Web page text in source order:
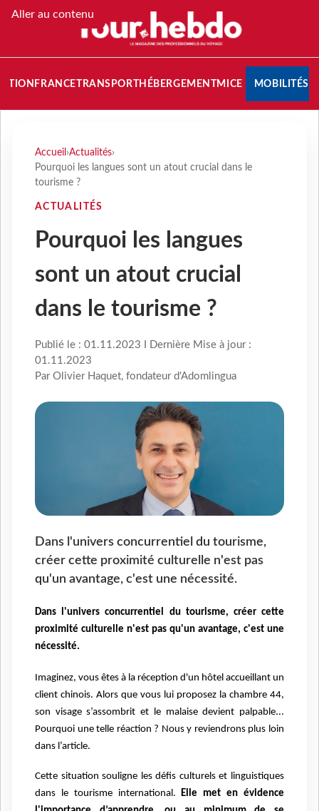
Aller au contenu
FRANCETRANSPORT HÉBERGEMENTMICE MOBILITÉS
Accueil ›Actualités›
Pourquoi les langues sont un atout crucial dans le
tourisme ?
ACTUALITÉS
Pourquoi les langues
sont un atout crucial
dans le tourisme ?
Publié le : 01.11.2023 I Dernière Mise à jour :
01.11.2023
Par Olivier Haquet, fondateur d'Adomlingua
Dans l'univers concurrentiel du tourisme,
créer cette proximité culturelle n'est pas
qu'un avantage, c'est une nécessité.
Dans l'univers concurrentiel du tourisme, créer cette
proximité culturelle n'est pas qu'un avantage, c'est une
nécessité.
Imaginez, vous êtes à la réception d'un hôtel accueillant un
client chinois. Alors que vous lui proposez la chambre 44,
son visage s’assombrit et le malaise devient palpable...
Pourquoi une telle réaction ? Nous y reviendrons plus loin
dans l’article.
Cette situation souligne les défis culturels et linguistiques
dans le tourisme international.Elle met en évidence